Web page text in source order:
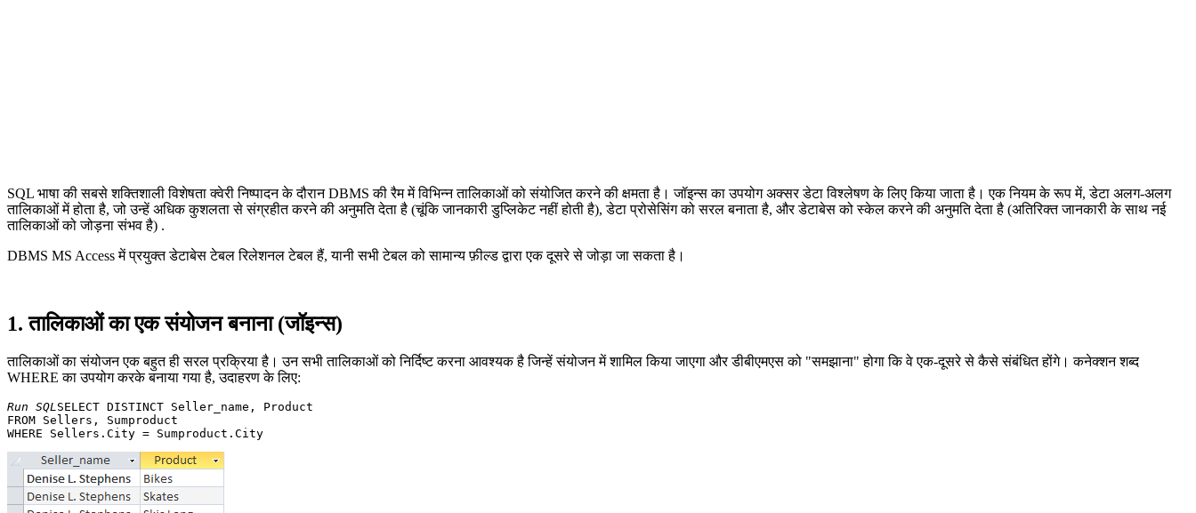
SQL भाषा की सबसे शक्तिशाली विशेषता क्वेरी निष्पादन के दौरान DBMS की रैम में विभिन्न तालिकाओं को संयोजित करने की क्षमता है। जॉइन्स का उपयोग अक्सर डेटा विश्लेषण के लिए किया जाता है। एक नियम के रूप में, डेटा अलग-अलग
तालिकाओं में होता है, जो उन्हें अधिक कुशलता से संग्रहीत करने की अनुमति देता है (चूंकि जानकारी डुप्लिकेट नहीं होती है), डेटा प्रोसेसिंग को सरल बनाता है, और डेटाबेस को स्केल करने की अनुमति देता है (अतिरिक्त जानकारी के साथ नई
तालिकाओं को जोड़ना संभव है) .
DBMS MS Access में प्रयुक्त डेटाबेस टेबल रिलेशनल टेबल हैं, यानी सभी टेबल को सामान्य फ़ील्ड द्वारा एक दूसरे से जोड़ा जा सकता है।
1. तालिकाओं का एक संयोजन बनाना (जॉइन्स)
तालिकाओं का संयोजन एक बहुत ही सरल प्रक्रिया है। उन सभी तालिकाओं को निर्दिष्ट करना आवश्यक है जिन्हें संयोजन में शामिल किया जाएगा और डीबीएमएस को "समझाना" होगा कि वे एक-दूसरे से कैसे संबंधित होंगे। कनेक्शन शब्द
WHERE का उपयोग करके बनाया गया है, उदाहरण के लिए:
Run SQL SELECT DISTINCT Seller_name, Product
FROM Sellers, Sumproduct